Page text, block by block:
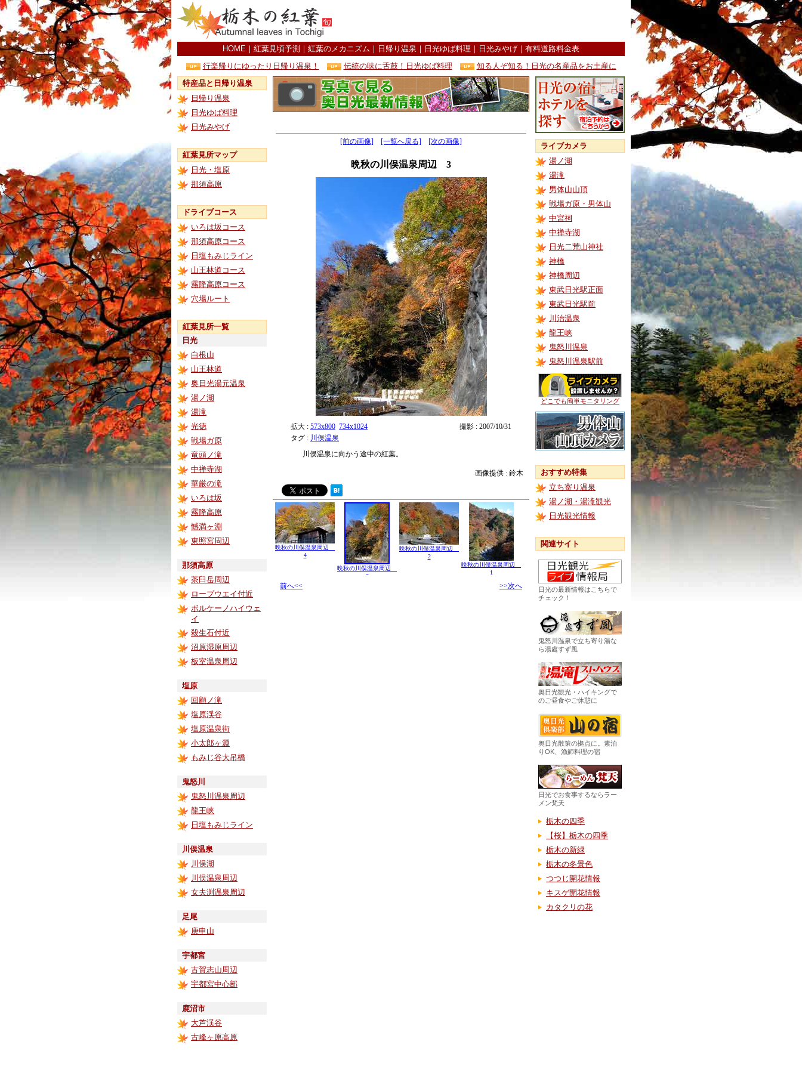
HOME ｜ 紅葉見頃予測 ｜ 紅葉のメカニズム ｜ 日帰り温泉 ｜ 日光ゆば料理 ｜ 日光みやげ ｜ 有料道路料金表
行楽帰りにゆったり日帰り温泉！
伝統の味に舌鼓！日光ゆば料理
知る人ぞ知る！日光の名産品をお土産に
特産品と日帰り温泉
日帰り温泉
日光ゆば料理
日光みやげ
紅葉見所マップ
日光・塩原
那須高原
ドライブコース
いろは坂コース
那須高原コース
日塩もみじライン
山王林道コース
霧降高原コース
穴場ルート
紅葉見所一覧
日光
白根山
山王林道
奥日光湯元温泉
湯ノ湖
湯滝
光徳
戦場ガ原
竜頭ノ滝
中禅寺湖
華厳の滝
いろは坂
霧降高原
憾満ヶ淵
東照宮周辺
那須高原
茶臼岳周辺
ロープウエイ付近
ボルケーノハイウェ
イ
殺生石付近
沼原湿原周辺
板室温泉周辺
塩原
回顧ノ滝
塩原渓谷
塩原温泉街
小太郎ヶ淵
もみじ谷大吊橋
鬼怒川
鬼怒川温泉周辺
龍王峡
日塩もみじライン
川俣温泉
川俣湖
川俣温泉周辺
女夫渕温泉周辺
足尾
庚申山
宇都宮
古賀志山周辺
宇都宮中心部
鹿沼市
大芦渓谷
古峰ヶ原高原
[前の画像] [一覧へ戻る] [次の画像]
晩秋の川俣温泉周辺 3
拡大 : 573x800 734x1024
撮影 : 2007/10/31
タグ : 川俣温泉
川俣温泉に向かう途中の紅葉。
画像提供 : 鈴木
晩秋の川俣温泉周辺
4
晩秋の川俣温泉周辺
3
晩秋の川俣温泉周辺
2
晩秋の川俣温泉周辺
1
前へ<< >>次へ
ライブカメラ
湯ノ湖
湯滝
男体山山頂
戦場ガ原・男体山
中宮祠
中禅寺湖
日光二荒山神社
神橋
神橋周辺
東武日光駅正面
東武日光駅前
川治温泉
龍王峡
鬼怒川温泉
鬼怒川温泉駅前
どこでも簡単モニタリング
おすすめ特集
立ち寄り温泉
湯ノ湖・湯滝観光
日光観光情報
関連サイト
日光の最新情報はこちらで
チェック！
鬼怒川温泉で立ち寄り湯な
ら湯處すず風
奥日光観光・ハイキングで
のご昼食やご休憩に
奥日光散策の拠点に。素泊
りOK、漁師料理の宿
日光でお食事するならラー
メン梵天
栃木の四季
【桜】栃木の四季
栃木の新緑
栃木の冬景色
つつじ開花情報
キスゲ開花情報
カタクリの花